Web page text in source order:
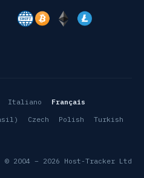
Italiano
Français
Czech Polish
Turkish
© 2004 – 2026 Host-Tracker Ltd